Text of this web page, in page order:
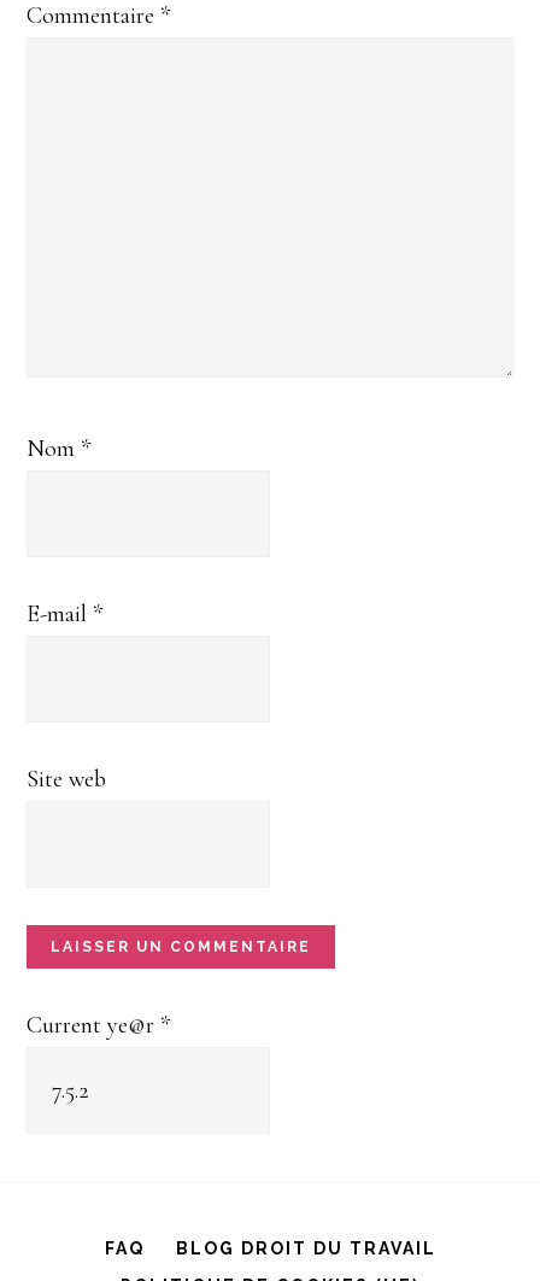
Commentaire *
Nom *
E-mail *
Site web
Current ye@r *
FAQ
BLOG DROIT DU TRAVAIL